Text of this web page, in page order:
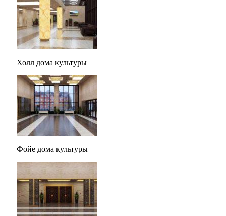
Холл дома культуры
Фойе дома культуры